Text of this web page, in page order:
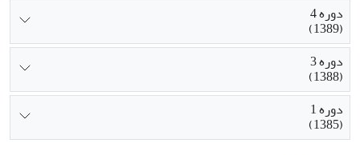
دوره 4
(1389)
دوره 3
(1388)
دوره 1
(1385)